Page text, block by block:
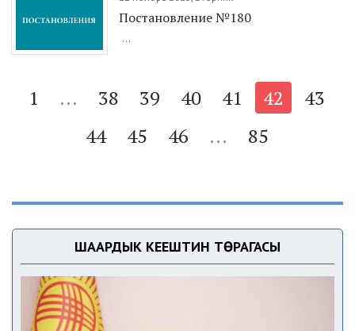
Постановление №180
...
1 ... 38 39 40 41 42
43
44
45 46 ... 85
ШААРДЫК КЕҢЕШТИН ТӨРАГАСЫ